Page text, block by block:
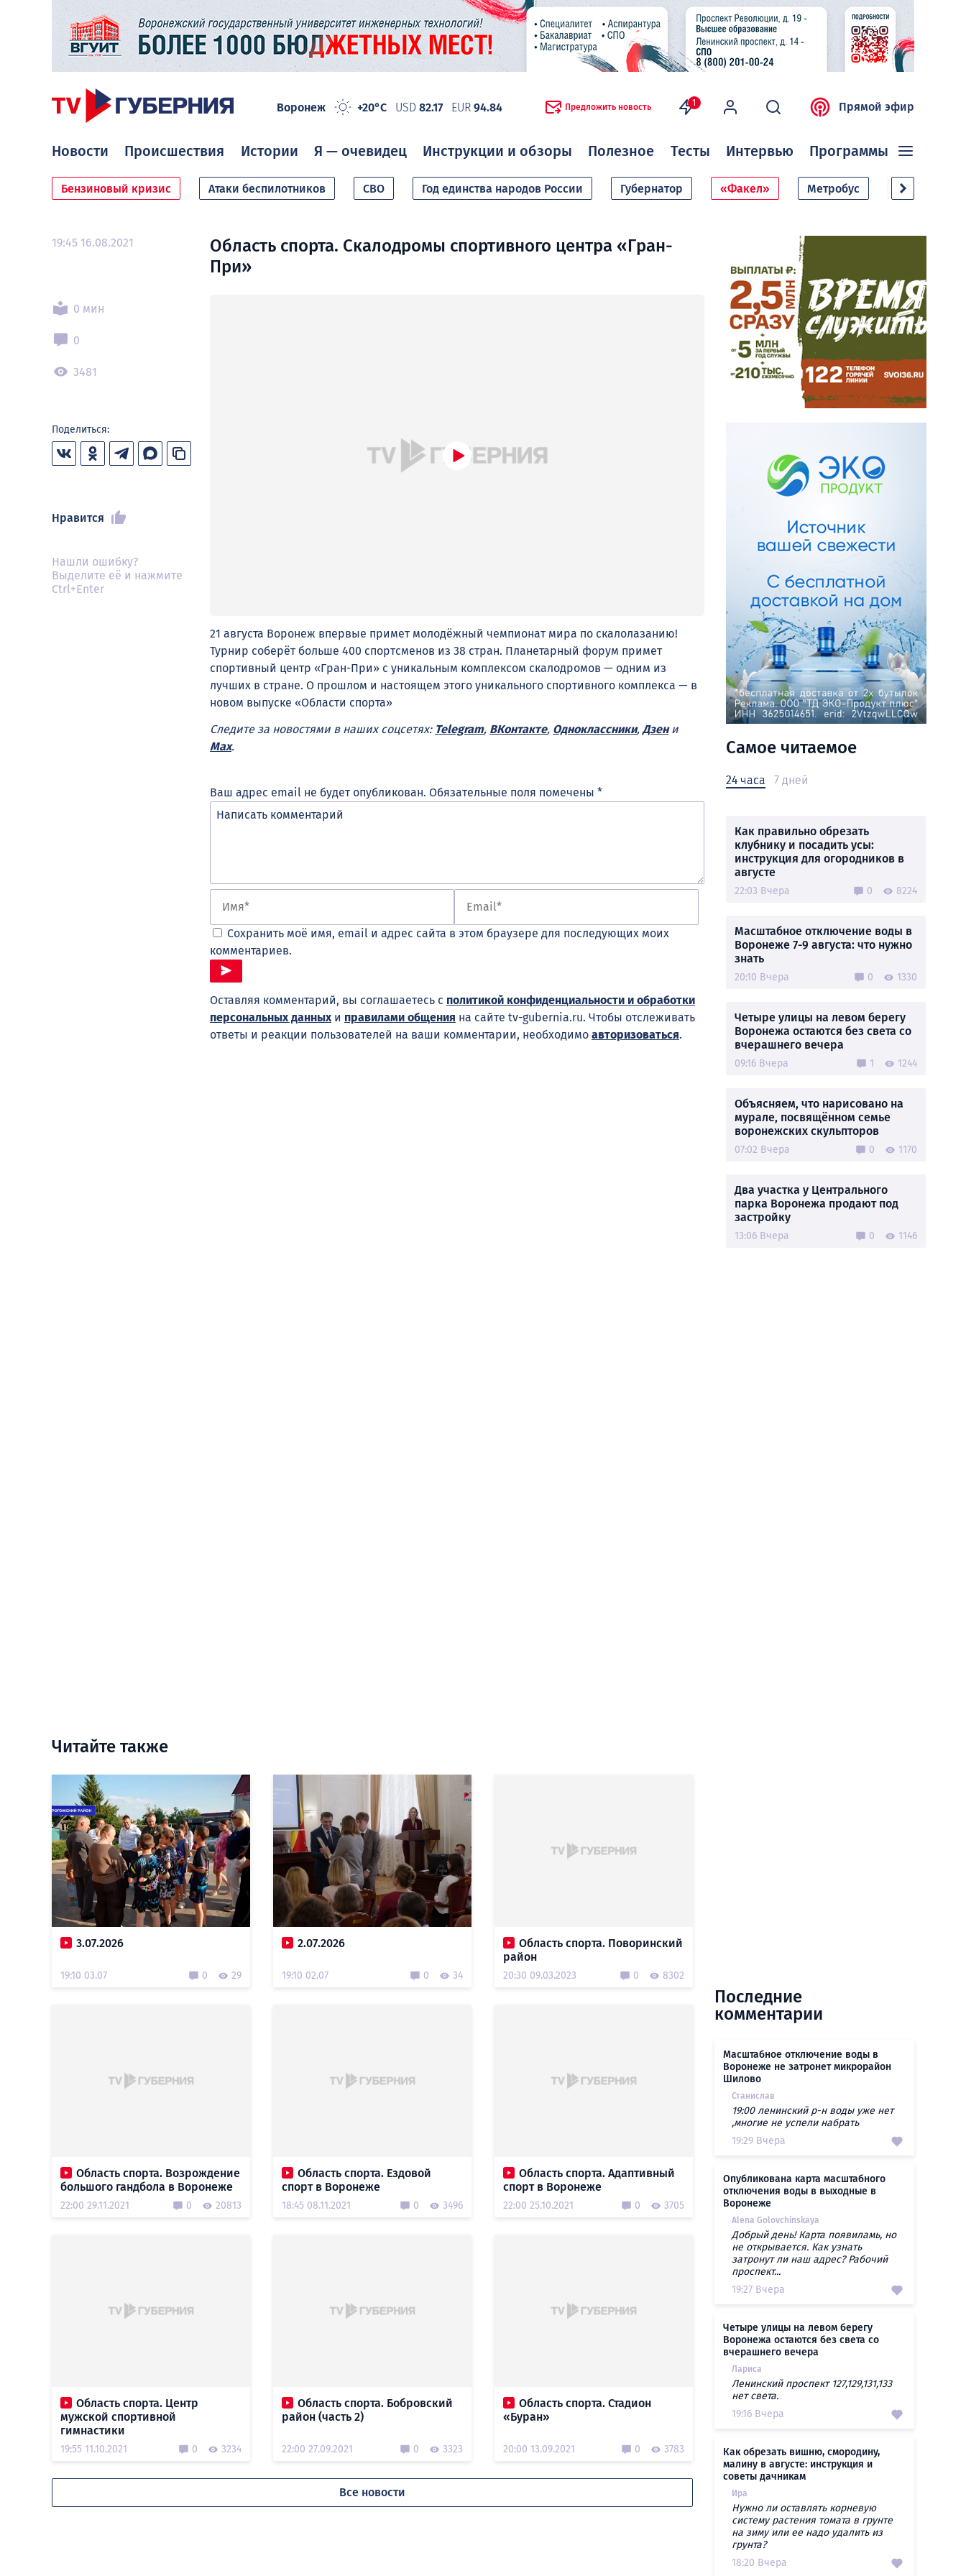
Воронеж +20°C USD 82.17 EUR 94.84 Предложить новость 1 Прямой эфир
Новости Происшествия Истории Я — очевидец Инструкции и обзоры Полезное Тесты Интервью Программы
Бензиновый кризис Атаки беспилотников СВО Год единства народов России Губернатор «Факел» Метробус Дачный
19:45 16.08.2021
0 мин
0
3481
Поделиться:
Нравится
Нашли ошибку?
Выделите её и нажмите
Ctrl+Enter
Область спорта. Скалодромы спортивного центра «Гран-
При»
21 августа Воронеж впервые примет молодёжный чемпионат мира по скалолазанию!
Турнир соберёт больше 400 спортсменов из 38 стран. Планетарный форум примет
спортивный центр «Гран-При» с уникальным комплексом скалодромов — одним из
лучших в стране. О прошлом и настоящем этого уникального спортивного комплекса — в
новом выпуске «Области спорта»
Следите за новостями в наших соцсетях: Telegram, ВКонтакте, Одноклассники, Дзени
Max.
Ваш адрес email не будет опубликован. Обязательные поля помечены *
Сохранить моё имя, email и адрес сайта в этом браузере для последующих моих
комментариев.
Оставляя комментарий, вы соглашаетесь с политикой конфиденциальности и обработки
персональных данных и правилами общения на сайте tv-gubernia.ru. Чтобы отслеживать
ответы и реакции пользователей на ваши комментарии, необходимо авторизоваться.
Самое читаемое
24 часа 7 дней
Как правильно обрезать
клубнику и посадить усы:
инструкция для огородников в
августе
22:03 Вчера 0 8224
Масштабное отключение воды в
Воронеже 7-9 августа: что нужно
знать
20:10 Вчера 0 1330
Четыре улицы на левом берегу
Воронежа остаются без света со
вчерашнего вечера
09:16 Вчера 1 1244
Объясняем, что нарисовано на
мурале, посвящённом семье
воронежских скульпторов
07:02 Вчера 0 1170
Два участка у Центрального
парка Воронежа продают под
застройку
13:06 Вчера 0 1146
Читайте также
3.07.2026
19:10 03.07 0 29
2.07.2026
19:10 02.07 0 34
Область спорта. Поворинский
район
20:30 09.03.2023 0 8302
Область спорта. Возрождение
большого гандбола в Воронеже
22:00 29.11.2021 0 20813
Область спорта. Ездовой
спорт в Воронеже
18:45 08.11.2021 0 3496
Область спорта. Адаптивный
спорт в Воронеже
22:00 25.10.2021 0 3705
Область спорта. Центр
мужской спортивной
гимнастики
19:55 11.10.2021 0 3234
Область спорта. Бобровский
район (часть 2)
22:00 27.09.2021 0 3323
Область спорта. Стадион
«Буран»
20:00 13.09.2021 0 3783
Все новости
Последние
комментарии
Масштабное отключение воды в
Воронеже не затронет микрорайон
Шилово
Станислав
19:00 ленинский р-н воды уже нет
,многие не успели набрать
19:29 Вчера
Опубликована карта масштабного
отключения воды в выходные в
Воронеже
Alena Golovchinskaya
Добрый день! Карта появиламь, но
не открывается. Как узнать
затронут ли наш адрес? Рабочий
проспект...
19:27 Вчера
Четыре улицы на левом берегу
Воронежа остаются без света со
вчерашнего вечера
Лариса
Ленинский проспект 127,129,131,133
нет света.
19:16 Вчера
Как обрезать вишню, смородину,
малину в августе: инструкция и
советы дачникам
Ира
Нужно ли оставлять корневую
систему растения томата в грунте
на зиму или ее надо удалить из
грунта?
18:20 Вчера